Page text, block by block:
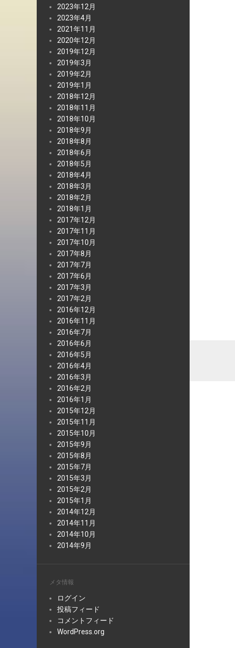
2023年12月
2023年4月
2021年11月
2020年12月
2019年12月
2019年3月
2019年2月
2019年1月
2018年12月
2018年11月
2018年10月
2018年9月
2018年8月
2018年6月
2018年5月
2018年4月
2018年3月
2018年2月
2018年1月
2017年12月
2017年11月
2017年10月
2017年8月
2017年7月
2017年6月
2017年3月
2017年2月
2016年12月
2016年11月
2016年7月
2016年6月
2016年5月
2016年4月
2016年3月
2016年2月
2016年1月
2015年12月
2015年11月
2015年10月
2015年9月
2015年8月
2015年7月
2015年3月
2015年2月
2015年1月
2014年12月
2014年11月
2014年10月
2014年9月
メタ情報
ログイン
投稿フィード
コメントフィード
WordPress.org